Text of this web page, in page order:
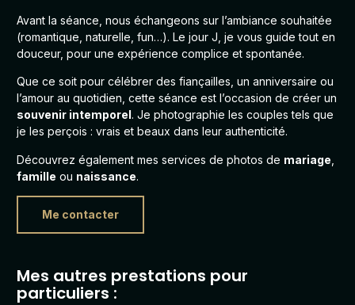
Avant la séance, nous échangeons sur l’ambiance souhaitée
(romantique, naturelle, fun…). Le jour J, je vous guide tout en
douceur, pour une expérience complice et spontanée.
Que ce soit pour célébrer des fiançailles, un anniversaire ou
l’amour au quotidien, cette séance est l’occasion de créer un
souvenir intemporel. Je photographie les couples tels que
je les perçois : vrais et beaux dans leur authenticité.
Découvrez également mes services de photos de mariage
famille ou naissance.
Me contacter
Mes autres prestations pour
particuliers :